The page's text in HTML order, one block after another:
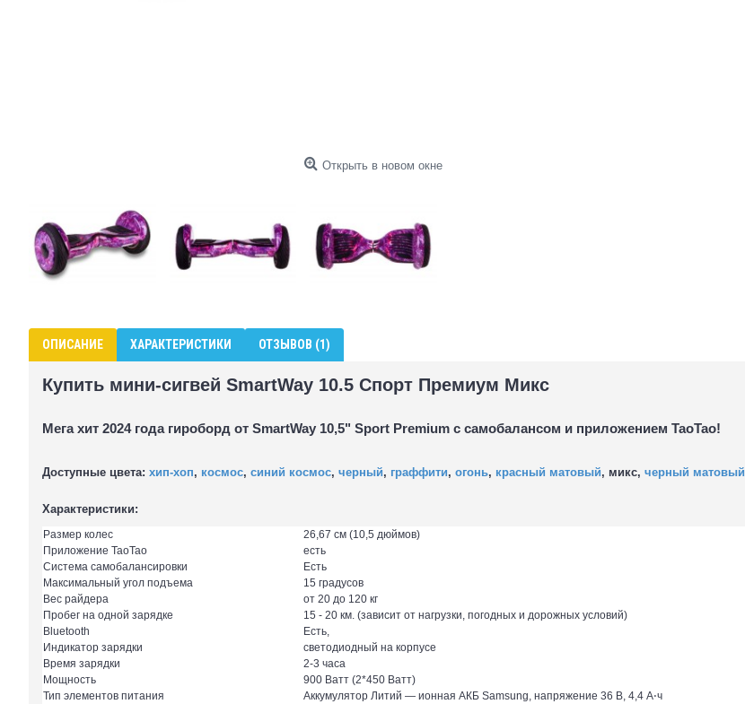
Открыть в новом окне
ОПИСАНИЕ ХАРАКТЕРИСТИКИ ОТЗЫВОВ (1)
Купить мини-сигвей SmartWay 10.5 Спорт Премиум Микс
Мега хит 2024 года гироборд от SmartWay 10,5" Sport Premium с самобалансом и приложением TaoTao!
Доступные цвета: хип-хоп, космос, синий космос, черный, граффити, огонь, красный матовый, микс, черный матовый
Характеристики:
Размер колес
26,67 см (10,5 дюймов)
Приложение ТаоТао
есть
Система самобалансировки
Есть
Максимальный угол подъема
15 градусов
Вес райдера
от 20 до 120 кг
Пробег на одной зарядке
15 - 20 км. (зависит от нагрузки, погодных и дорожных условий)
Bluetooth
Есть,
Индикатор зарядки
светодиодный на корпусе
Время зарядки
2-3 часа
Мощность
900 Ватт (2*450 Ватт)
Тип элементов питания
Аккумулятор Литий — ионная АКБ Samsung, напряжение 36 В, 4,4 А⋅ч